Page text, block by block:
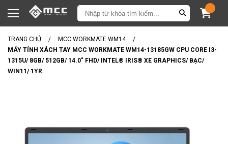
...
TRANG CHỦ / MCC WORKMATE WM14
/
MÁY TÍNH XÁCH TAY MCC WORKMATE WM14-13185GW CPU CORE I3-
1315U/ 8GB/ 512GB/ 14.0" FHD/ INTEL® IRIS® XE GRAPHICS/ BẠC/
WIN11/ 1YR